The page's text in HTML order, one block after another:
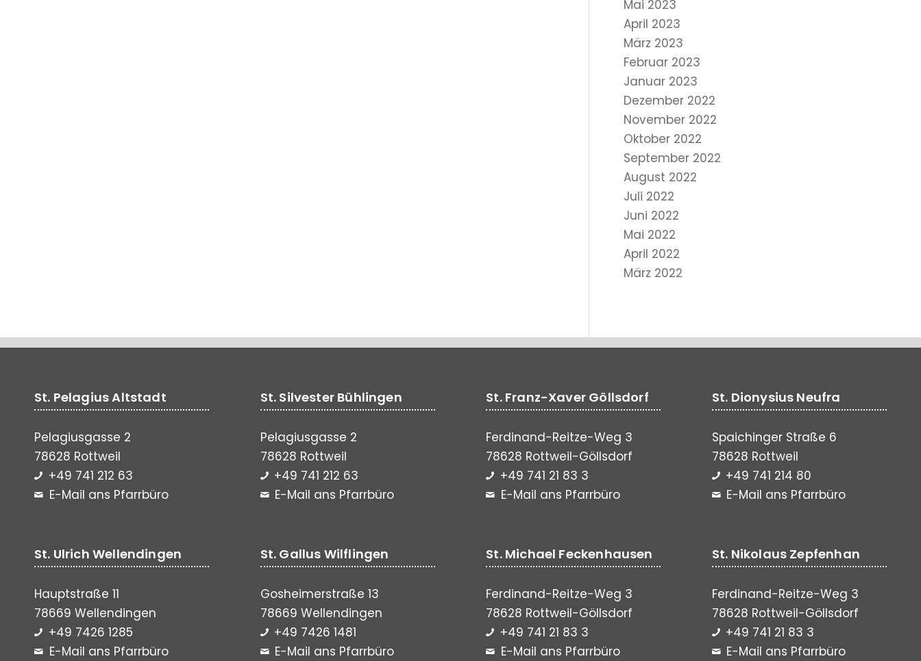
Mai 2023
April 2023
März 2023
Februar 2023
Januar 2023
Dezember 2022
November 2022
Oktober 2022
September 2022
August 2022
Juli 2022
Juni 2022
Mai 2022
April 2022
März 2022
St. Pelagius Altstadt
Pelagiusgasse 2
78628 Rottweil
+49 741 212 63
E-Mail ans Pfarrbüro
St. Ulrich Wellendingen
Hauptstraße 11
78669 Wellendingen
+49 7426 1285
E-Mail ans Pfarrbüro
St. Silvester Bühlingen
Pelagiusgasse 2
78628 Rottweil
+49 741 212 63
E-Mail ans Pfarrbüro
St. Gallus Wilflingen
Gosheimerstraße 13
78669 Wellendingen
+49 7426 1481
E-Mail ans Pfarrbüro
St. Franz-Xaver Göllsdorf
Ferdinand-Reitze-Weg 3
78628 Rottweil-Göllsdorf
+49 741 21 83 3
E-Mail ans Pfarrbüro
St. Michael Feckenhausen
Ferdinand-Reitze-Weg 3
78628 Rottweil-Göllsdorf
+49 741 21 83 3
E-Mail ans Pfarrbüro
St. Dionysius Neufra
Spaichinger Straße 6
78628 Rottweil
+49 741 214 80
E-Mail ans Pfarrbüro
St. Nikolaus Zepfenhan
Ferdinand-Reitze-Weg 3
78628 Rottweil-Göllsdorf
+49 741 21 83 3
E-Mail ans Pfarrbüro